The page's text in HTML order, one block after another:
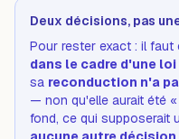
Deux décisions, pas
Pour rester exact : il faut
dans le cadre d'une
sa reconduction n'a
— non qu'elle aurait été
fond, ce qui supposerait